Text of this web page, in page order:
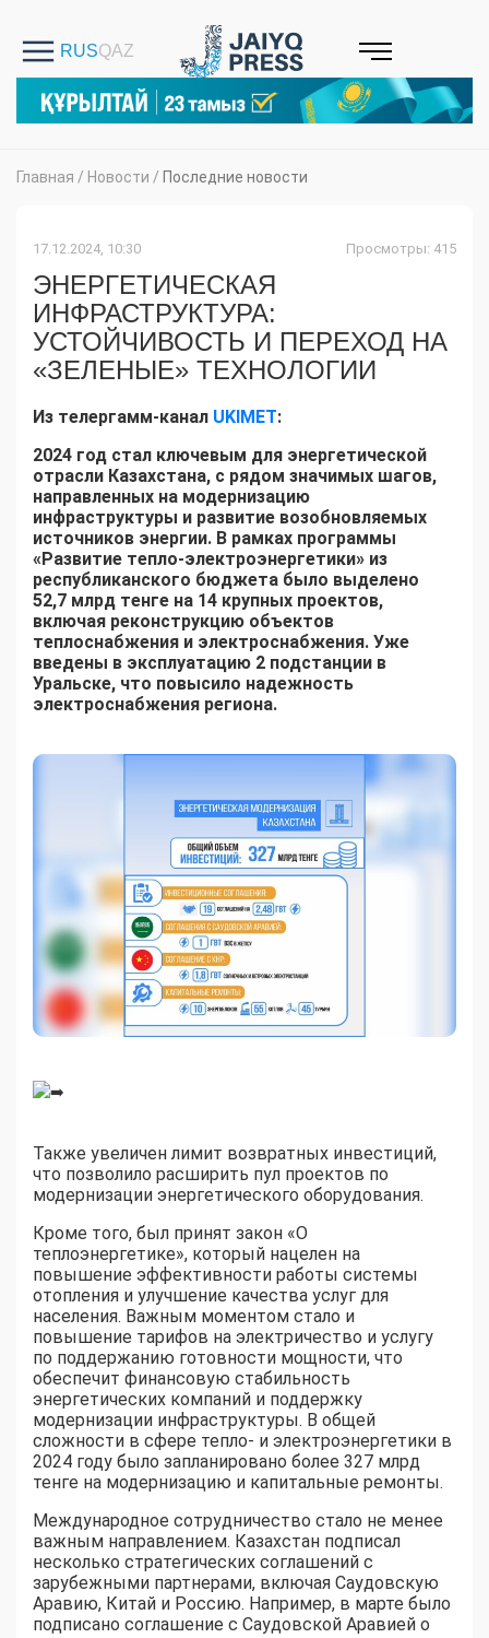
Главная / Новости / Последние новости
17.12.2024, 10:30 Просмотры: 415
ЭНЕРГЕТИЧЕСКАЯ
ИНФРАСТРУКТУРА:
УСТОЙЧИВОСТЬ И ПЕРЕХОД НА
«ЗЕЛЕНЫЕ» ТЕХНОЛОГИИ
Из телергамм-канал UKIMET:
2024 год стал ключевым для энергетической
отрасли Казахстана, с рядом значимых шагов,
направленных на модернизацию
инфраструктуры и развитие возобновляемых
источников энергии. В рамках программы
«Развитие тепло-электроэнергетики» из
республиканского бюджета было выделено
52,7 млрд тенге на 14 крупных проектов,
включая реконструкцию объектов
теплоснабжения и электроснабжения. Уже
введены в эксплуатацию 2 подстанции в
Уральске, что повысило надежность
электроснабжения региона.
Также увеличен лимит возвратных инвестиций,
что позволило расширить пул проектов по
модернизации энергетического оборудования.
Кроме того, был принят закон «О
теплоэнергетике», который нацелен на
повышение эффективности работы системы
отопления и улучшение качества услуг для
населения. Важным моментом стало и
повышение тарифов на электричество и услугу
по поддержанию готовности мощности, что
обеспечит финансовую стабильность
энергетических компаний и поддержку
модернизации инфраструктуры. В общей
сложности в сфере тепло- и электроэнергетики в
2024 году было запланировано более 327 млрд
тенге на модернизацию и капитальные ремонты.
Международное сотрудничество стало не менее
важным направлением. Казахстан подписал
несколько стратегических соглашений с
зарубежными партнерами, включая Саудовскую
Аравию, Китай и Россию. Например, в марте было
подписано соглашение с Саудовской Аравией о